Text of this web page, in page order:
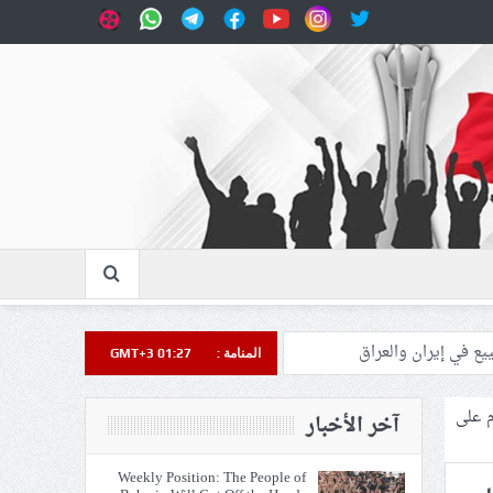
GMT+3 01:27 المنامة :
على آخر الأخبار
Weekly Position: The People of